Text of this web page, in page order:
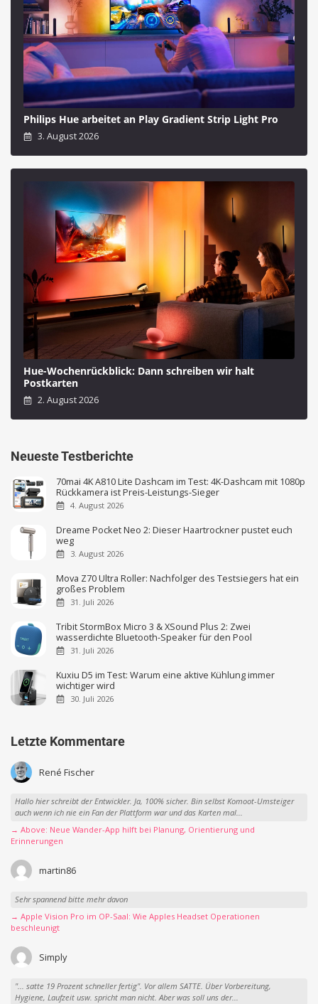
Philips Hue arbeitet an Play Gradient Strip Light Pro
3. August 2026
Hue-Wochenrückblick: Dann schreiben wir halt
Postkarten
2. August 2026
Neueste Testberichte
70mai 4K A810 Lite Dashcam im Test: 4K-Dashcam mit 1080p
Rückkamera ist Preis-Leistungs-Sieger
4. August 2026
Dreame Pocket Neo 2: Dieser Haartrockner pustet euch
weg
3. August 2026
Mova Z70 Ultra Roller: Nachfolger des Testsiegers hat ein
großes Problem
31. Juli 2026
Tribit StormBox Micro 3 & XSound Plus 2: Zwei
wasserdichte Bluetooth-Speaker für den Pool
31. Juli 2026
Kuxiu D5 im Test: Warum eine aktive Kühlung immer
wichtiger wird
30. Juli 2026
Letzte Kommentare
René Fischer
Hallo hier schreibt der Entwickler. Ja, 100% sicher. Bin selbst Komoot-Umsteiger
auch wenn ich nie ein Fan der Plattform war und das Karten mal...
→ Above: Neue Wander-App hilft bei Planung, Orientierung und
Erinnerungen
martin86
Sehr spannend bitte mehr davon
→ Apple Vision Pro im OP-Saal: Wie Apples Headset Operationen
beschleunigt
Simply
"... satte 19 Prozent schneller fertig". Vor allem SATTE. Über Vorbereitung,
Hygiene, Laufzeit usw. spricht man nicht. Aber was soll uns der...